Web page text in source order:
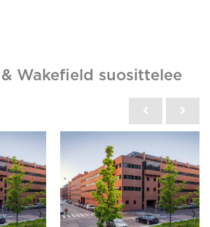
Wakefield suosittelee